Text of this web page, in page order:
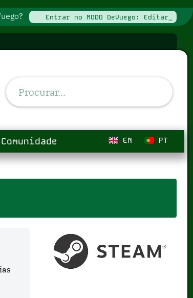
Entrar no MODO DeVuego: Editar_
Comunidade PT
EN